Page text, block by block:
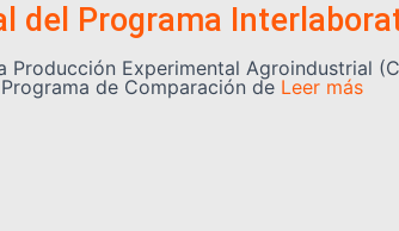
del Programa
Experimental Agroindustrial
de Comparación de Leer más